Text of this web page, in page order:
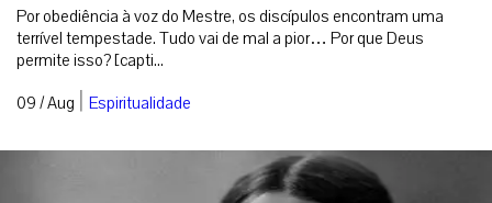
Por obediência à voz do Mestre, os discípulos encontram uma
terrível tempestade. Tudo vai de mal a pior… Por que Deus
permite isso? [capti...
09 / Aug | Espiritualidade